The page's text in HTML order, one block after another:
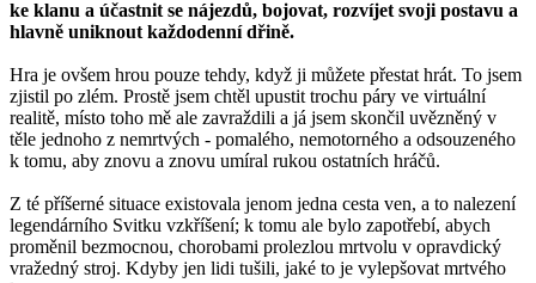
ke klanu a účastnit se nájezdů, bojovat, rozvíjet svoji postavu a
hlavně uniknout každodenní dřině.
Hra je ovšem hrou pouze tehdy, když ji můžete přestat hrát. To jsem
zjistil po zlém. Prostě jsem chtěl upustit trochu páry ve virtuální
realitě, místo toho mě ale zavraždili a já jsem skončil uvězněný v
těle jednoho z nemrtvých - pomalého, nemotorného a odsouzeného
k tomu, aby znovu a znovu umíral rukou ostatních hráčů.
Z té příšerné situace existovala jenom jedna cesta ven, a to nalezení
legendárního Svitku vzkříšení; k tomu ale bylo zapotřebí, abych
proměnil bezmocnou, chorobami prolezlou mrtvolu v opravdický
vražedný stroj. Kdyby jen lidi tušili, jaké to je vylepšovat mrtvého